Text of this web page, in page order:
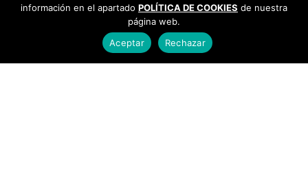
información en el apartado POLÍTICA DE COOKIES de nuestra
página web.
Aceptar
Rechazar